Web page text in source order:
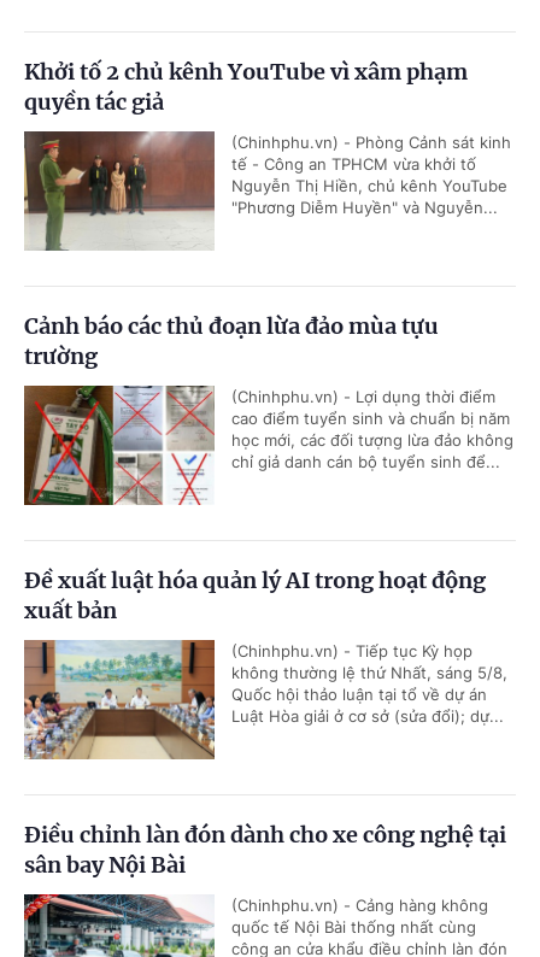
Khởi tố 2 chủ kênh YouTube vì xâm phạm
quyền tác giả
(Chinhphu.vn) - Phòng Cảnh sát kinh
tế - Công an TPHCM vừa khởi tố
Nguyễn Thị Hiền, chủ kênh YouTube
"Phương Diễm Huyền" và Nguyễn...
Cảnh báo các thủ đoạn lừa đảo mùa tựu
trường
(Chinhphu.vn) - Lợi dụng thời điểm
cao điểm tuyển sinh và chuẩn bị năm
học mới, các đối tượng lừa đảo không
chỉ giả danh cán bộ tuyển sinh để...
Đề xuất luật hóa quản lý AI trong hoạt động
xuất bản
(Chinhphu.vn) - Tiếp tục Kỳ họp
không thường lệ thứ Nhất, sáng 5/8,
Quốc hội thảo luận tại tổ về dự án
Luật Hòa giải ở cơ sở (sửa đổi); dự...
Điều chỉnh làn đón dành cho xe công nghệ tại
sân bay Nội Bài
(Chinhphu.vn) - Cảng hàng không
quốc tế Nội Bài thống nhất cùng
công an cửa khẩu điều chỉnh làn đón